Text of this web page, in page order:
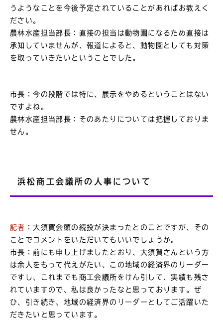
うようなことを今後予定されていることがあればお教えく
ださい。
農林水産担当部長：直接の担当は動物園になるため直接は
承知していませんが、報道によると、動物園としても対策
を取っていきたいということでした。
市長：今の段階では特に、展示をやめるということはない
ですよね。
農林水産担当部長：そのあたりについては把握しておりま
せん。
浜松商工会議所の人事について
記者 ：大須賀会頭の続投が決まったとのことですが、その
ことでコメントをいただいてもいいでしょうか。
市長：前にも申し上げましたとおり、大須賀さんという方
は余人をもって代えがたい、この地域の経済界のリーダー
ですし、これまでも商工会議所をけん引して、実績も残さ
れていますので、私は良かったなと思っております。ぜ
ひ、引き続き、地域の経済界のリーダーとしてご活躍いた
だきたいと思っています。